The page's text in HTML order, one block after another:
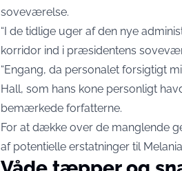
soveværelse.
“I de tidlige uger af den nye
korridor ind i præsidentens
“Engang, da personalet forsigtigt
Hall, som hans kone personligt
bemærkede forfatterne.
For at dække over de manglende
af potentielle erstatninger til